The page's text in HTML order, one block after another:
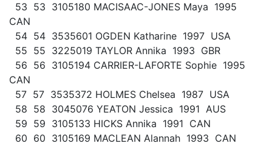
53 53 3105180 MACISAAC-JONES Maya 1995
CAN
54 54 3535601 OGDEN Katharine 1997 USA
55 55 3225019 TAYLOR Annika 1993 GBR
56 56 3105194 CARRIER-LAFORTE Sophie 1995
CAN
57 57 3535372 HOLMES Chelsea 1987 USA
58 58 3045076 YEATON Jessica 1991 AUS
59 59 3105133 HICKS Annika 1991 CAN
60 60 3105169 MACLEAN Alannah 1993 CAN